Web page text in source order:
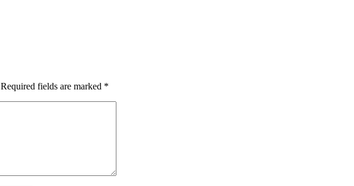
Required fields are marked *